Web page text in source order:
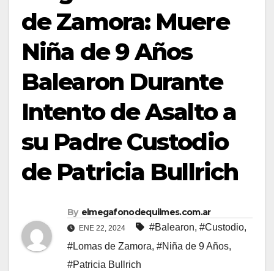
de Zamora: Muere
Niña de 9 Años
Balearon Durante
Intento de Asalto a
su Padre Custodio
de Patricia Bullrich
By elmegafonodequilmes.com.ar
ENE 22, 2024 #Balearon, #Custodio,
#Lomas de Zamora, #Niña de 9 Años,
#Patricia Bullrich